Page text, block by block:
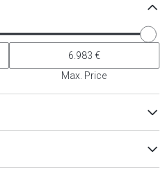
Max. Price